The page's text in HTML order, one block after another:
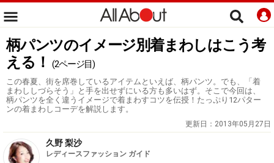
柄パンツのイメージ別着まわしはこう考
える！
(2ページ目)
この春夏、街を席巻しているアイテムといえば、柄パンツ。でも、「着
まわししづらそう」と手を出せずにいる方も多いはず。そこで今回は、
柄パンツを全く違うイメージで着まわすコツを伝授！たっぷり12パター
ンの着まわしコーデを解説します。
更新日： 2013年05月27日
久野 梨沙
レディースファッション ガイド